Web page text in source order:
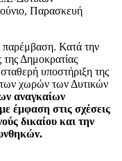
Παρασκευή
παρέμβαση. Κατά την
Δημοκρατίας
υποστήριξη της
χωρών των Δυτικών
αναγκαίων
έμφαση στις σχέσεις
δικαίου και την